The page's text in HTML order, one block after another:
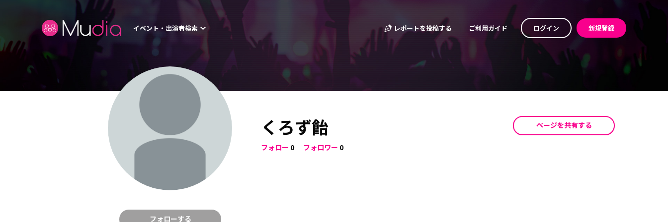
イベント・出演者検索 レポートを投稿する ご利用ガイド ログイン 新規登録
フォローする
くろず飴
フォロー 0 フォロワー 0
ページを共有する